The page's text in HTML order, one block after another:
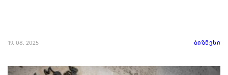
19. 08. 2025 ბიზნესი